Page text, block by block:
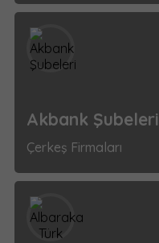
Akbank Şubeleri
Çerkeş Firmaları